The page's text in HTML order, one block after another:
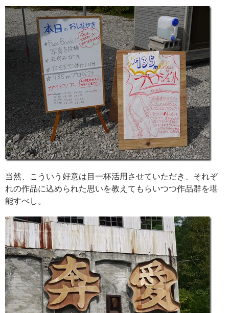
当然、こういう好意は目一杯活用させていただき、それぞ
れの作品に込められた思いを教えてもらいつつ作品群を堪
能すべし。